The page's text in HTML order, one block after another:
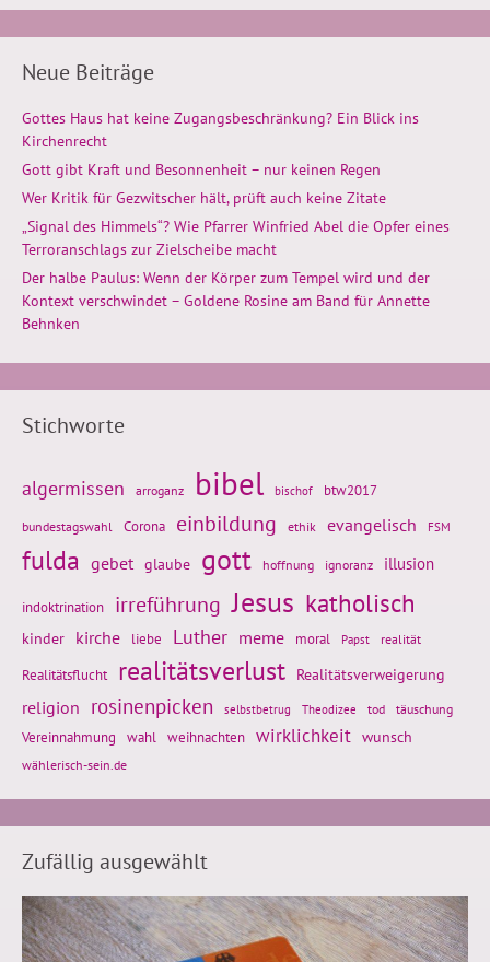
Neue Beiträge
Gottes Haus hat keine Zugangsbeschränkung? Ein Blick ins
Kirchenrecht
Gott gibt Kraft und Besonnenheit – nur keinen Regen
Wer Kritik für Gezwitscher hält, prüft auch keine Zitate
„Signal des Himmels“? Wie Pfarrer Winfried Abel die Opfer eines
Terroranschlags zur Zielscheibe macht
Der halbe Paulus: Wenn der Körper zum Tempel wird und der
Kontext verschwindet – Goldene Rosine am Band für Annette
Behnken
Stichworte
algermissen arroganz bibel bischof btw2017
bundestagswahl Corona einbildung ethik evangelisch FSM
fulda gebet glaube gott hoffnung ignoranz illusion
indoktrination irreführung Jesus katholisch
kinder kirche liebe Luther meme moral Papst realität
Realitätsflucht realitätsverlust Realitätsverweigerung
religion rosinenpicken selbstbetrug Theodizee tod täuschung
Vereinnahmung wahl weihnachten wirklichkeit wunsch
wählerisch-sein.de
Zufällig ausgewählt